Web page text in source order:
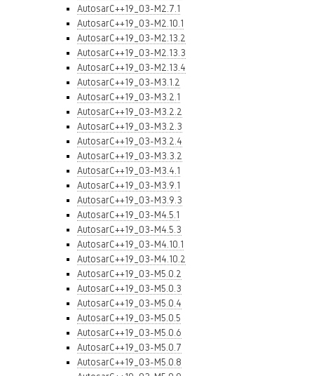
AutosarC++19_03-M2.7.1
AutosarC++19_03-M2.10.1
AutosarC++19_03-M2.13.2
AutosarC++19_03-M2.13.3
AutosarC++19_03-M2.13.4
AutosarC++19_03-M3.1.2
AutosarC++19_03-M3.2.1
AutosarC++19_03-M3.2.2
AutosarC++19_03-M3.2.3
AutosarC++19_03-M3.2.4
AutosarC++19_03-M3.3.2
AutosarC++19_03-M3.4.1
AutosarC++19_03-M3.9.1
AutosarC++19_03-M3.9.3
AutosarC++19_03-M4.5.1
AutosarC++19_03-M4.5.3
AutosarC++19_03-M4.10.1
AutosarC++19_03-M4.10.2
AutosarC++19_03-M5.0.2
AutosarC++19_03-M5.0.3
AutosarC++19_03-M5.0.4
AutosarC++19_03-M5.0.5
AutosarC++19_03-M5.0.6
AutosarC++19_03-M5.0.7
AutosarC++19_03-M5.0.8